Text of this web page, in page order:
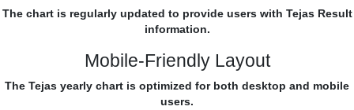
The chart is regularly updated to provide users with Tejas Result
information.
Mobile-Friendly Layout
The Tejas yearly chart is optimized for both desktop and mobile
users.